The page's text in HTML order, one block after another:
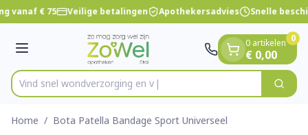
Ga naar de inhoud
1 van 1
vanaf € 75 Veilige betalingen Apothekersadvies Snelle
Menu
Product, merk, categorie...
Vind snel wondverzor Zoek
0 artikelen
€ 0,00
0
Home / Bota Patella Bandage Sport Universeel